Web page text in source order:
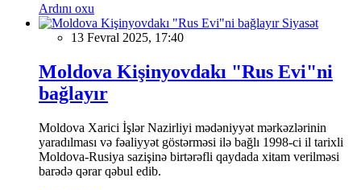
Ardını oxu
Siyasət
13 Fevral 2025, 17:40
Moldova Kişinyovdakı "Rus Evi"ni
bağlayır
Moldova Xarici İşlər Nazirliyi mədəniyyət mərkəzlərinin
yaradılması və fəaliyyət göstərməsi ilə bağlı 1998-ci il tarixli
Moldova-Rusiya sazişinə birtərəfli qaydada xitam verilməsi
barədə qərar qəbul edib.